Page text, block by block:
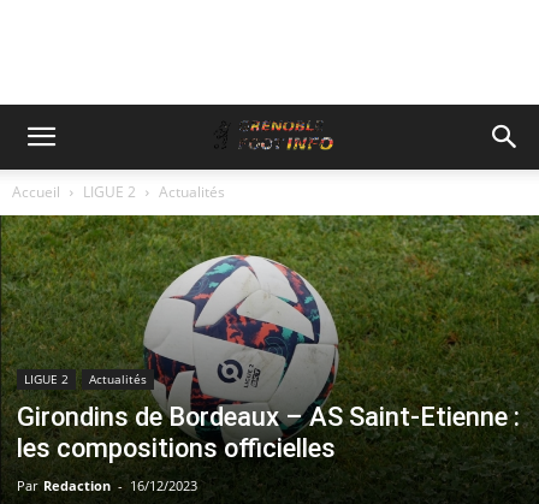
Accueil LIGUE 2 Actualités
LIGUE 2 Actualités
Girondins de Bordeaux – AS Saint-Etienne :
les compositions officielles
Par Redaction - 16/12/2023